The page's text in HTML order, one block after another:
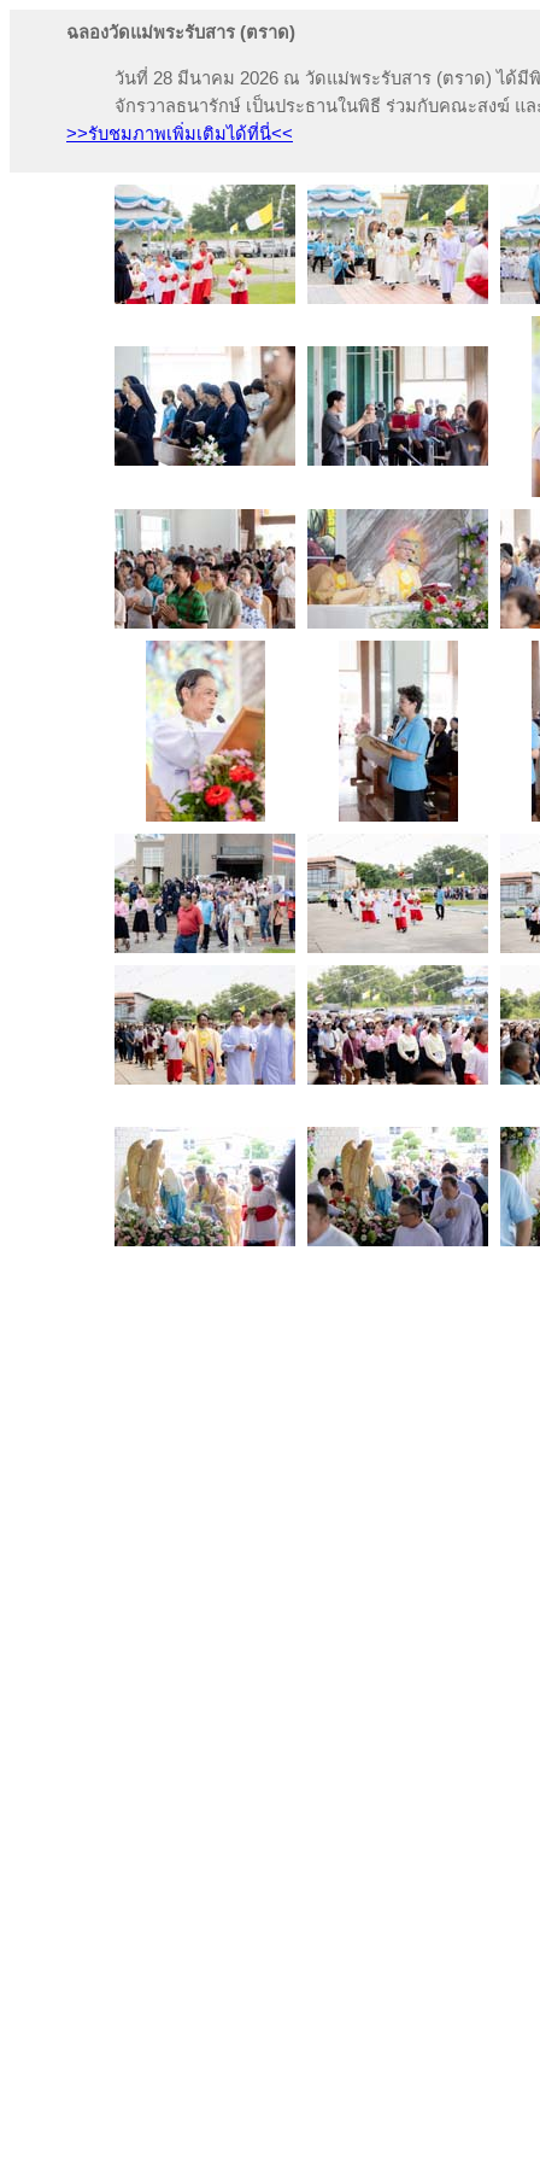
ฉลองวัดแม่พระรับสาร (ตราด)
วันที่ 28 มีนาคม 2026 ณ วัดแม่พระรับสาร (ตราด) ไ
จักรวาลธนารักษ์ เป็นประธานในพิธี ร่วมกับคณะสงฆ์ แ
>>รับชมภาพเพิ่มเติมได้ที่นี่<<